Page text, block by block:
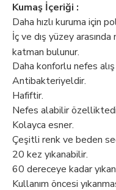
Kumaş İçeriği :
Daha hızlı kuruma için
İç ve dış yüzey
katman bulunur.
Daha konforlu nefes
Antibakteriyeldir.
Hafiftir.
Nefes alabilir
Kolayca esner.
Çeşitli renk ve beden
20 kez yıkanabilir.
60 dereceye kadar
Kullanım öncesi